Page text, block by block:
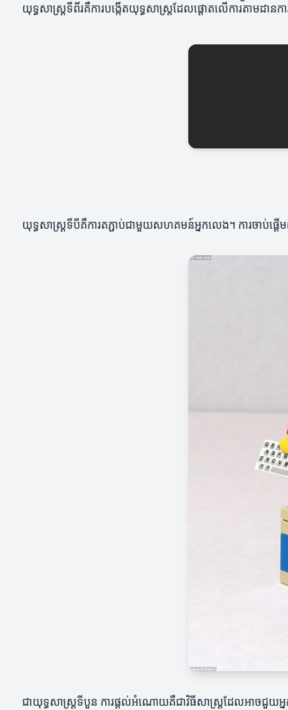
យុទ្ធសាស្ត្រទីពីរគឺការបង្កើតយុទ្ធសាស្ត្រដែលផ្តោតលើការតាមដាន
យុទ្ធសាស្ត្រទីបីគឺការតភ្ជាប់ជាមួយសហគមន៍អ្នកលេង។ ការចាប់ផ្
ជាយុទ្ធសាស្ត្រទីបួន ការផ្តល់អំណោយគឺជាវិធីសាស្ត្រដែលអាចជួយអ្